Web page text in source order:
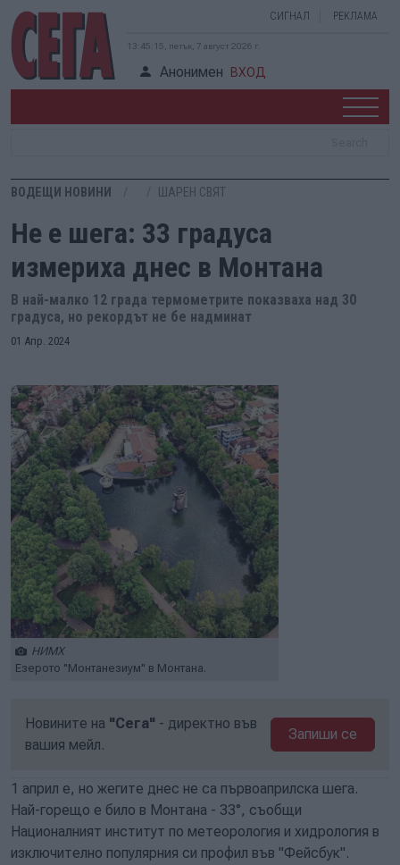
СИГНАЛ РЕКЛАМА
13:45:16, петък, 7 август 2026 г.
Анонимен ВХОД
ВОДЕЩИ НОВИНИ ШАРЕН СВЯТ
Не е шега: 33 градуса
измериха днес в Монтана
В най-малко 12 града термометрите показваха над 30
градуса, но рекордът не бе надминат
01 Апр. 2024
НИМХ
Езерото "Монтанезиум" в Монтана.
Новините на "Сега" - директно във
вашия мейл.
Запиши се
1 април е, но жегите днес не са първоаприлска шега.
Най-горещо е било в Монтана - 33°, съобщи
Националният институт по метеорология и хидрология в
изключително популярния си профил във "Фейсбук".